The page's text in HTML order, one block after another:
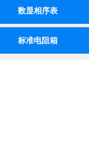
数显相序表
标准电阻箱